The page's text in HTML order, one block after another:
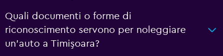
Quali documenti o forme di
riconoscimento servono per noleggiare
un'auto a Timişoara?